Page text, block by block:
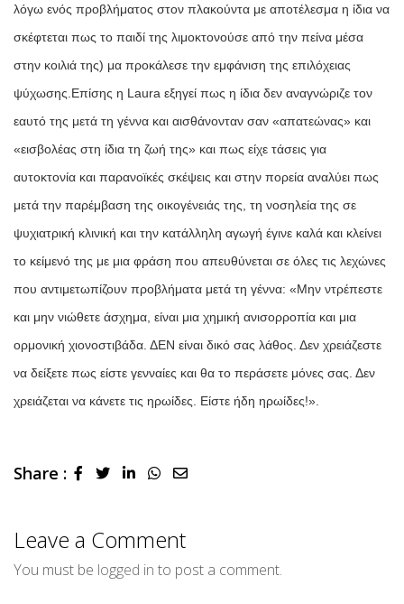
λόγω ενός προβλήματος στον πλακούντα με αποτέλεσμα η ίδια να
σκέφτεται πως το παιδί της λιμοκτονούσε από την πείνα μέσα
στην κοιλιά της) μα προκάλεσε την εμφάνιση της επιλόχειας
ψύχωσης. Επίσης η Laura εξηγεί πως η ίδια δεν αναγνώριζε τον
εαυτό της μετά τη γέννα και αισθάνονταν σαν «απατεώνας» και
«εισβολέας στη ίδια τη ζωή της» και πως είχε τάσεις για
αυτοκτονία και παρανοϊκές σκέψεις και στην πορεία αναλύει πως
μετά την παρέμβαση της οικογένειάς της, τη νοσηλεία της σε
ψυχιατρική κλινική και την κατάλληλη αγωγή έγινε καλά και κλείνει
το κείμενό της με μια φράση που απευθύνεται σε όλες τις λεχώνες
που αντιμετωπίζουν προβλήματα μετά τη γέννα: «Μην ντρέπεστε
και μην νιώθετε άσχημα, είναι μια χημική ανισορροπία και μια
ορμονική χιονοστιβάδα. ΔΕΝ είναι δικό σας λάθος. Δεν χρειάζεστε
να δείξετε πως είστε γενναίες και θα το περάσετε μόνες σας. Δεν
χρειάζεται να κάνετε τις ηρωίδες. Είστε ήδη ηρωίδες!».
Share : LinkedInWhatsapp
Share
Leave a Comment
You must be logged in to post a comment.